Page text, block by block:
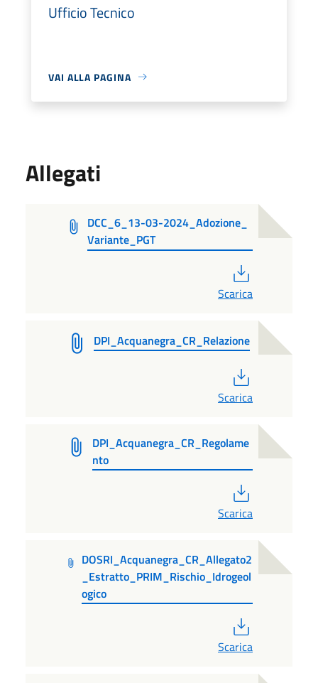
Ufficio Tecnico
VAI ALLA PAGINA
Allegati
DCC_6_13-03-2024_Adozione_
Variante_PGT
Scarica
DPI_Acquanegra_CR_Relazione
Scarica
DPI_Acquanegra_CR_Regolame
nto
Scarica
DOSRI_Acquanegra_CR_Allegato2
_Estratto_PRIM_Rischio_Idrogeol
ogico
Scarica